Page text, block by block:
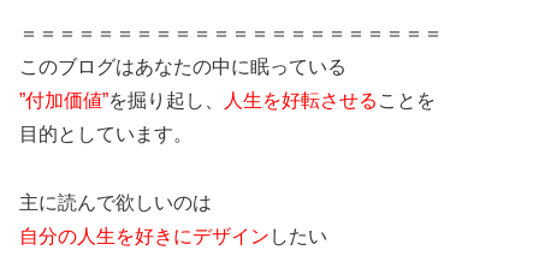
＝＝＝＝＝＝＝＝＝＝＝＝＝＝＝＝＝＝＝＝＝＝
このブログはあなたの中に眠っている
”付加価値”を掘り起し、 人生を好転させる ことを
目的としています。
主に読んで欲しいのは
自分の人生を好きにデザイン したい